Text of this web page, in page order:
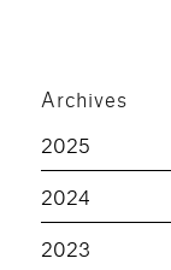
Archives
2025
2024
2023